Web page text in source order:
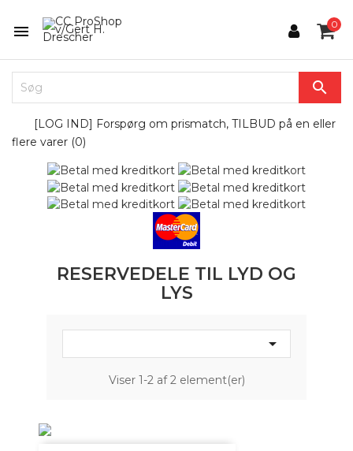
 0

[LOG IND] Forspørg om prismatch, TILBUD på en eller
flere varer (0)
RESERVEDELE TIL LYD OG
LYS

Viser 1-2 af 2 element(er)